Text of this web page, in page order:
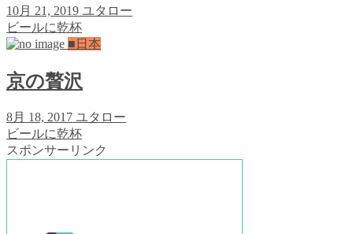
10月 21, 2019 ユタロー
ビールに乾杯
■日本
京の贅沢
8月 18, 2017 ユタロー
ビールに乾杯
スポンサーリンク